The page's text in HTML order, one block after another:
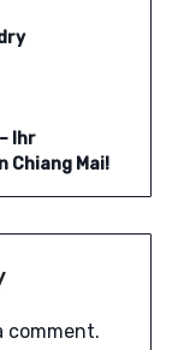
Ihr
Chiang Mai!
comment.